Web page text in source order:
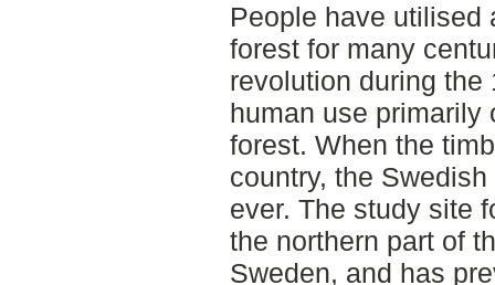
People have utilised
forest for many
revolution during the
human use primarily
forest. When the
country, the
ever. The study site
the northern part of
Sweden, and has